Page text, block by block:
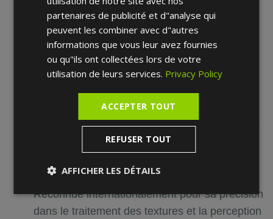
Université de Lisbonne (2002)
Spécialisation en céramique dentaire -
Formation avancée avec August Bruguera à
Barcelone, Espagne.
Gestion technique dans la conception
buccale -Direction d'un laboratoire dans le
Connecticut, aux États-Unis.
Spécialiste en esthétique dentaire d'élite
Membre de l'équipe de Murilo Calgaro à la
Pionnier en morphologie et en couleur -
Reconnue internationalement pour sa précision
dans le traitement des textures et la perception
partenaires de publicité et d"analyse qui
peuvent les combiner avec d"autres
informations que vous leur avez fournies
ou qu"ils ont collectées lors de votre
utilisation de leurs services. Privacy Policy
ACCEPTER TOUT
REFUSER TOUT
AFFICHER LES DÉTAILS